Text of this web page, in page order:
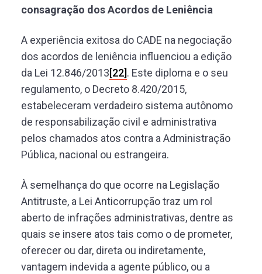
consagração dos Acordos de Leniência
A experiência exitosa do CADE na negociação
dos acordos de leniência influenciou a edição
da Lei 12.846/2013[22]. Este diploma e o seu
regulamento, o Decreto 8.420/2015,
estabeleceram verdadeiro sistema autônomo
de responsabilização civil e administrativa
pelos chamados atos contra a Administração
Pública, nacional ou estrangeira.
À semelhança do que ocorre na Legislação
Antitruste, a Lei Anticorrupção traz um rol
aberto de infrações administrativas, dentre as
quais se insere atos tais como o de prometer,
oferecer ou dar, direta ou indiretamente,
vantagem indevida a agente público, ou a